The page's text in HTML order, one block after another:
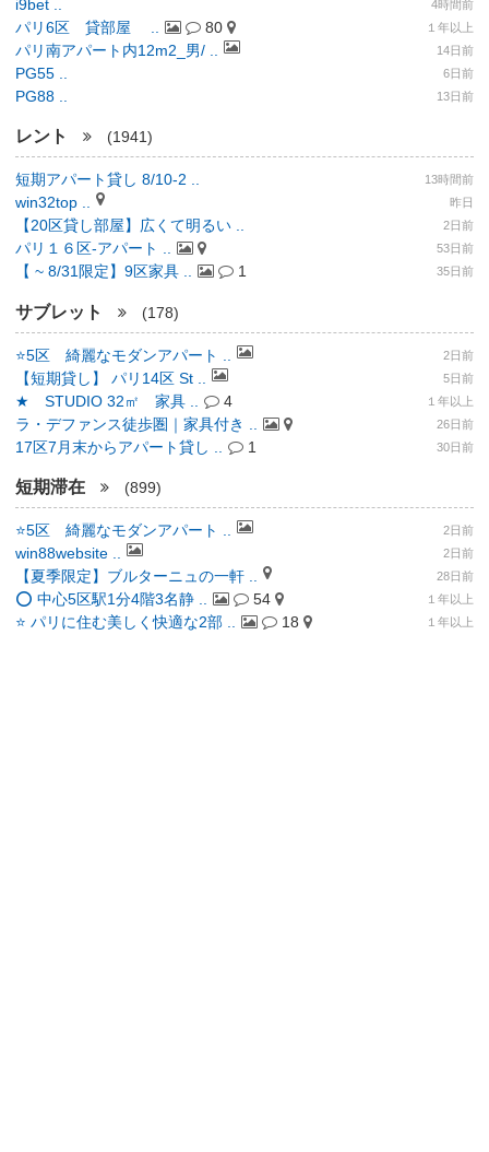
i9bet .. 4時間前
パリ6区 貸部屋 .. 80 １年以上
パリ南アパート内12m2_男/ .. 14日前
PG55 .. 6日前
PG88 .. 13日前
レント (1941)
短期アパート貸し 8/10-2 .. 13時間前
win32top .. 昨日
【20区貸し部屋】広くて明るい .. 2日前
パリ１６区-アパート .. 53日前
【 ~ 8/31限定】9区家具 .. 1 35日前
サブレット (178)
⭐️5区 綺麗なモダンアパート .. 2日前
【短期貸し】 パリ14区 St .. 5日前
★ STUDIO 32㎡ 家具 .. 4 １年以上
ラ・デファンス徒歩圏｜家具付き .. 26日前
17区7月末からアパート貸し .. 1 30日前
短期滞在 (899)
⭐️5区 綺麗なモダンアパート .. 2日前
win88website .. 2日前
【夏季限定】ブルターニュの一軒 .. 28日前
⭕️ 中心5区駅1分4階3名静 .. 54 １年以上
⭐ パリに住む美しく快適な2部 .. 18 １年以上